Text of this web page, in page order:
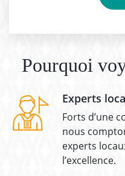
Pourquoi
Experts
Forts d’une
nous
experts
l’excellence.